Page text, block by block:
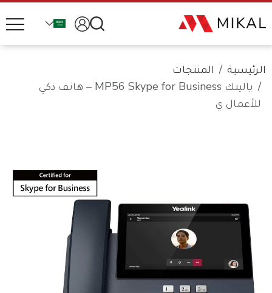
الرئيسية
المنتجات
يالينك MP56 Skype for Business – هاتف ذكي
للأعمال ي